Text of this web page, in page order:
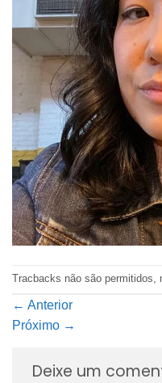
Tracbacks não são permitidos,
← Anterior
Próximo →
Deixe um